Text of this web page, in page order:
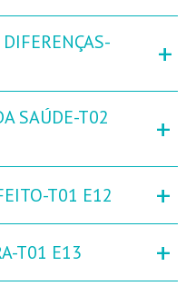
+
SAÚDE-T02
+
T01 E12 +
T01 E13 +